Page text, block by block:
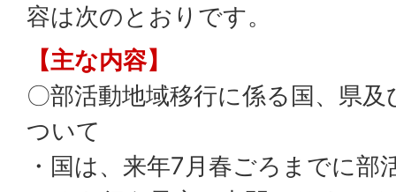
容は次のとおりです。
【主な内容】
〇部活動地域移行に係る国、県
ついて
・国は、来年7月春ごろまでに部